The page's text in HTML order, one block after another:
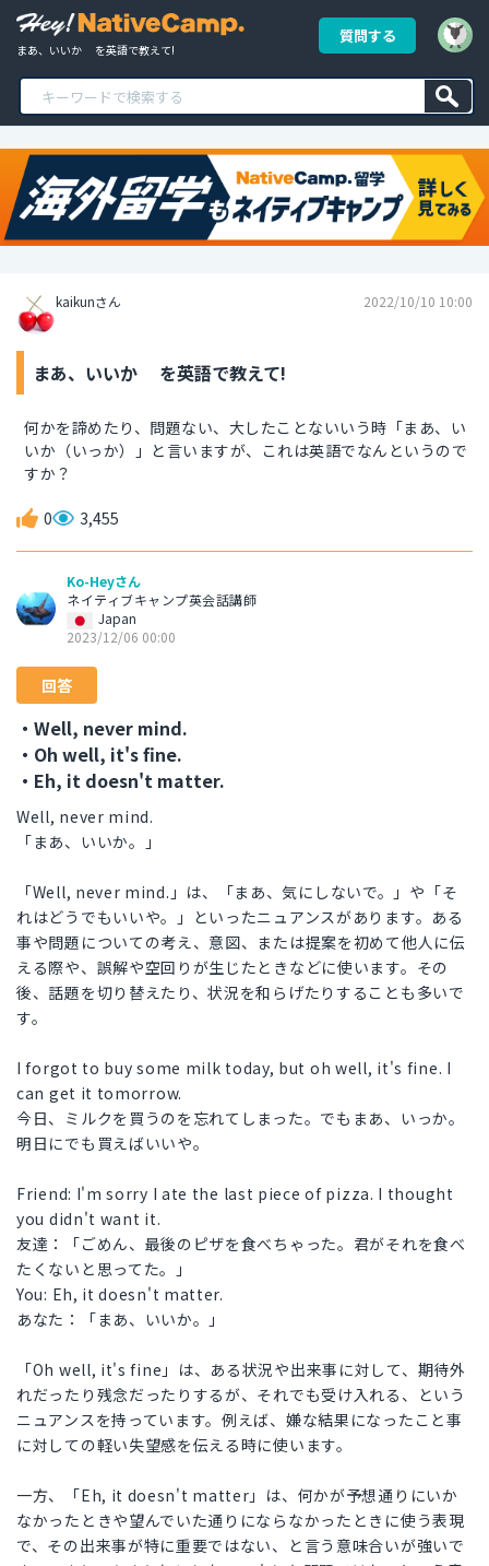
まあ、いいか　 を英語で教えて!
質問する
kaikunさん 2022/10/10 10:00
まあ、いいか を英語で教えて!
何かを諦めたり、問題ない、大したことないいう時「まあ、い
いか（いっか）」と言いますが、これは英語でなんというので
すか？
0 3,455
Ko-Heyさん
ネイティブキャンプ英会話講師
Japan
2023/12/06 00:00
回答
・Well, never mind.
・Oh well, it's fine.
・Eh, it doesn't matter.
Well, never mind.
「まあ、いいか。」
「Well, never mind.」は、「まあ、気にしないで。」や「そ
れはどうでもいいや。」といったニュアンスがあります。ある
事や問題についての考え、意図、または提案を初めて他人に伝
える際や、誤解や空回りが生じたときなどに使います。その
後、話題を切り替えたり、状況を和らげたりすることも多いで
す。
I forgot to buy some milk today, but oh well, it's fine. I
can get it tomorrow.
今日、ミルクを買うのを忘れてしまった。でもまあ、いっか。
明日にでも買えばいいや。
Friend: I'm sorry I ate the last piece of pizza. I thought
you didn't want it.
友達：「ごめん、最後のピザを食べちゃった。君がそれを食べ
たくないと思ってた。」
You: Eh, it doesn't matter.
あなた：「まあ、いいか。」
「Oh well, it's fine」は、ある状況や出来事に対して、期待外
れだったり残念だったりするが、それでも受け入れる、という
ニュアンスを持っています。例えば、嫌な結果になったこと事
に対しての軽い失望感を伝える時に使います。
一方、「Eh, it doesn't matter」は、何かが予想通りにいか
なかったときや望んでいた通りにならなかったときに使う表現
で、その出来事が特に重要ではない、と言う意味合いが強いで